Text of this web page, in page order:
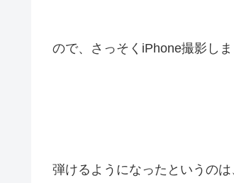
ので、さっそくiPhone撮影しま
弾けるようになったというの